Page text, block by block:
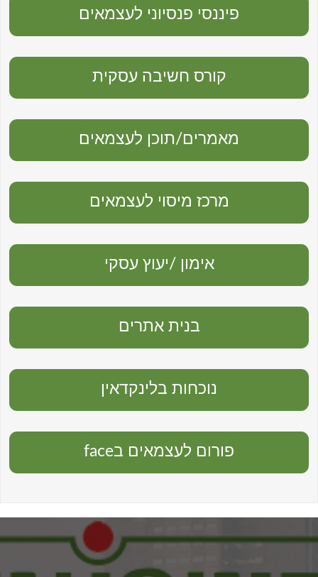
פיננסי פנסיוני לעצמאים
קורס חשיבה עסקית
מאמרים/תוכן לעצמאים
מרכז מיסוי לעצמאים
אימון /יעוץ עסקי
בנית אתרים
נוכחות בלינקדאין
פורום לעצמאים בface